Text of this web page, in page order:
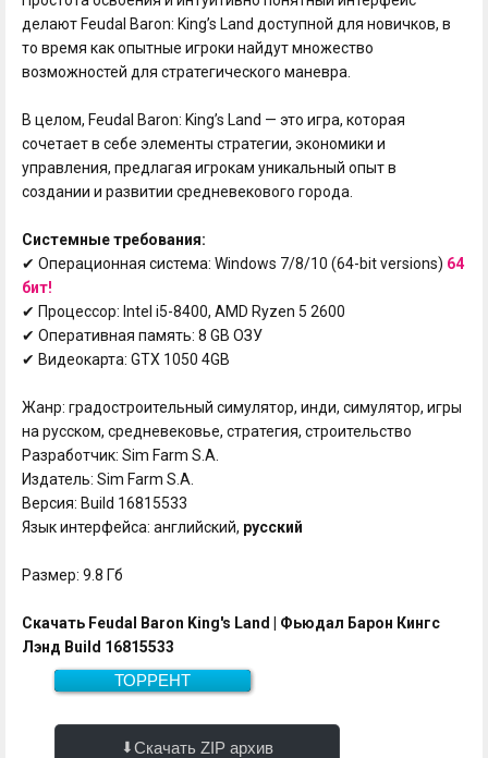
делают Feudal Baron: King’s Land доступной для новичков, в
то время как опытные игроки найдут множество
возможностей для стратегического маневра.
В целом, Feudal Baron: King’s Land — это игра, которая
сочетает в себе элементы стратегии, экономики и
управления, предлагая игрокам уникальный опыт в
создании и развитии средневекового города.
Системные требования:
✔ Операционная система: Windows 7/8/10 (64-bit versions) 64
бит!
✔ Процессор: Intel i5-8400, AMD Ryzen 5 2600
✔ Оперативная память: 8 GB ОЗУ
✔ Видеокарта: GTX 1050 4GB
Жанр: градостроительный симулятор, инди, симулятор, игры
на русском, средневековье, стратегия, строительство
Разработчик: Sim Farm S.A.
Издатель: Sim Farm S.A.
Версия: Build 16815533
Язык интерфейса: английский, русский
Размер: 9.8 Гб
Скачать Feudal Baron King's Land | Фьюдал Барон Кингс
Лэнд Build 16815533
ТОРРЕНТ
9.8 Гб
Скачать
Скачать ZIP архив